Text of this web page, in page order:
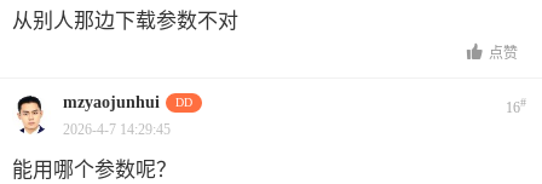
从别人那边下载参数不对
点赞
mzyaojunhui DD 16#
2026-4-7 14:29:45
能用哪个参数呢？